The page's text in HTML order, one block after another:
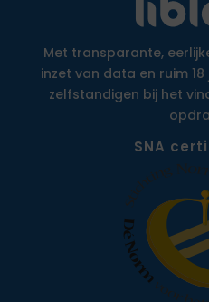
Met transparante,
inzet van data en ruim
zelfstandigen bij het
SNA